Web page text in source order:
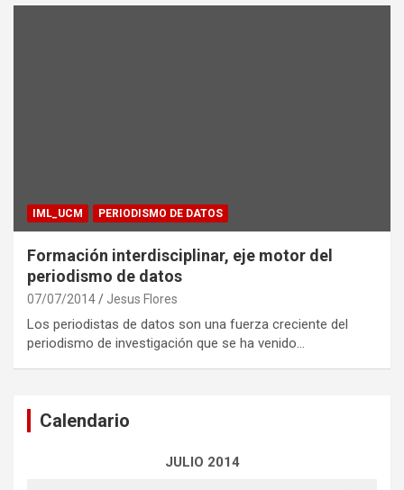
IML_UCM PERIODISMO DE DATOS
Formación interdisciplinar, eje motor del
periodismo de datos
07/07/2014 Jesus Flores
Los periodistas de datos son una fuerza creciente del
periodismo de investigación que se ha venido…
Calendario
JULIO 2014